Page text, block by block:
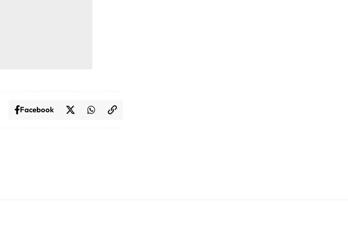
Facebook